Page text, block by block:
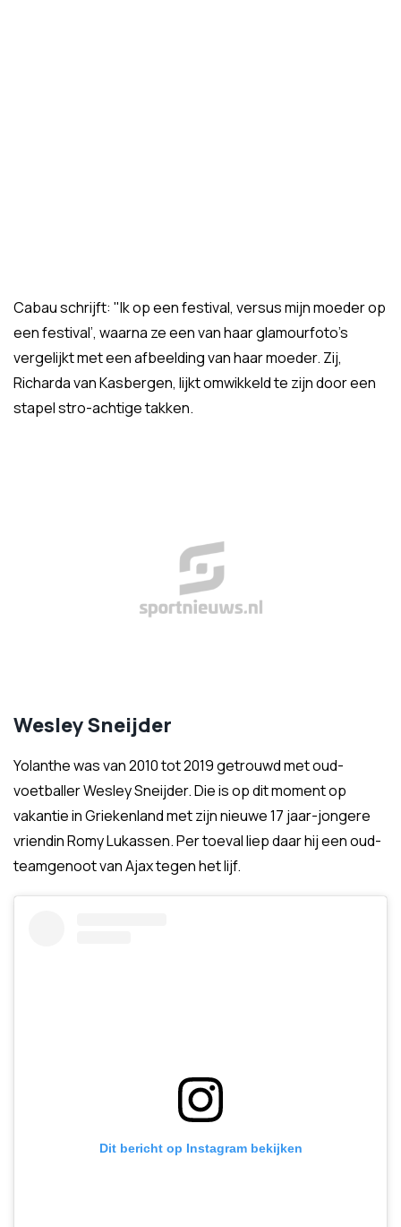
Cabau schrijft: "Ik op een festival, versus mijn moeder op
een festival’, waarna ze een van haar glamourfoto's
vergelijkt met een afbeelding van haar moeder. Zij,
Richarda van Kasbergen, lijkt omwikkeld te zijn door een
stapel stro-achtige takken.
Wesley Sneijder
Yolanthe was van 2010 tot 2019 getrouwd met oud-
voetballer Wesley Sneijder. Die is op dit moment op
vakantie in Griekenland met zijn nieuwe 17 jaar-jongere
vriendin Romy Lukassen. Per toeval liep daar hij een oud-
teamgenoot van Ajax tegen het lijf.
Dit bericht op Instagram bekijken